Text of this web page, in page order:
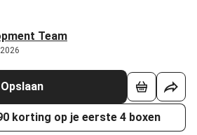
Team
Opslaan
korting op je eerste 4 boxen